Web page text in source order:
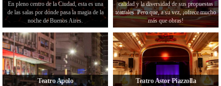
En pleno centro de la Ciudad, esta es una
de las salas por donde pasa la magia de la
noche de Buenos Aires.
calidad y la diversidad de sus propuestas
teatrales. Pero que, a su vez, ¡ofrece mucho
más que obras!
Teatro Apolo Teatro Astor Piazzolla